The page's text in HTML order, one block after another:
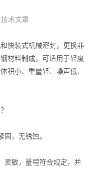
技术文章
快装式机械密封，更换非
材料制成，可适用于轻度
积小、重量轻、噪声低、
固，无锈蚀。
灵敏，量程符合规定，并